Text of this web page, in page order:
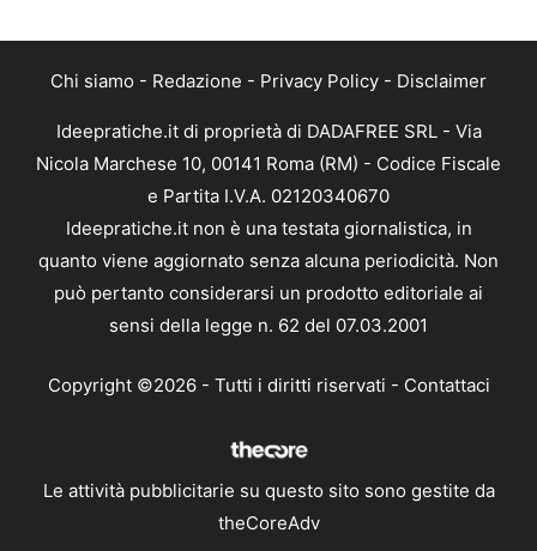
Chi siamo - Redazione - Privacy Policy - Disclaimer
Ideepratiche.it di proprietà di DADAFREE SRL - Via
Nicola Marchese 10, 00141 Roma (RM) - Codice Fiscale
e Partita I.V.A. 02120340670
Ideepratiche.it non è una testata giornalistica, in
quanto viene aggiornato senza alcuna periodicità. Non
può pertanto considerarsi un prodotto editoriale ai
sensi della legge n. 62 del 07.03.2001
Copyright ©2026 - Tutti i diritti riservati - Contattaci
Le attività pubblicitarie su questo sito sono gestite da
theCoreAdv